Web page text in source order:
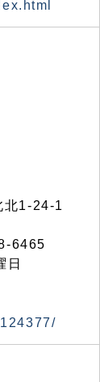
1-24-1
6465
日